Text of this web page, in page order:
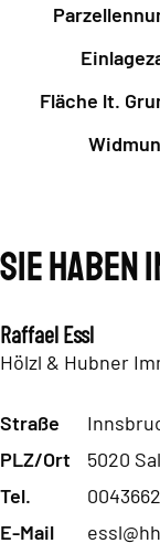
Fläche lt.
Sie
Raffael Essl
Hölzl & Hubner
Straße
PLZ/Ort
5020
Tel.
E-Mail